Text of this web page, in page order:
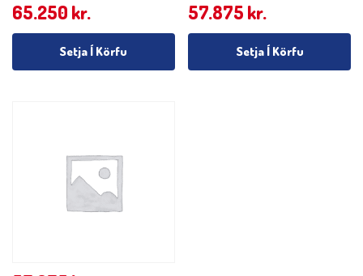
65.250 kr.
Setja Í Körfu
57.875 kr.
Setja Í Körfu